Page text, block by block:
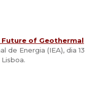
Future of Geothermal
de Energia (IEA), dia 13